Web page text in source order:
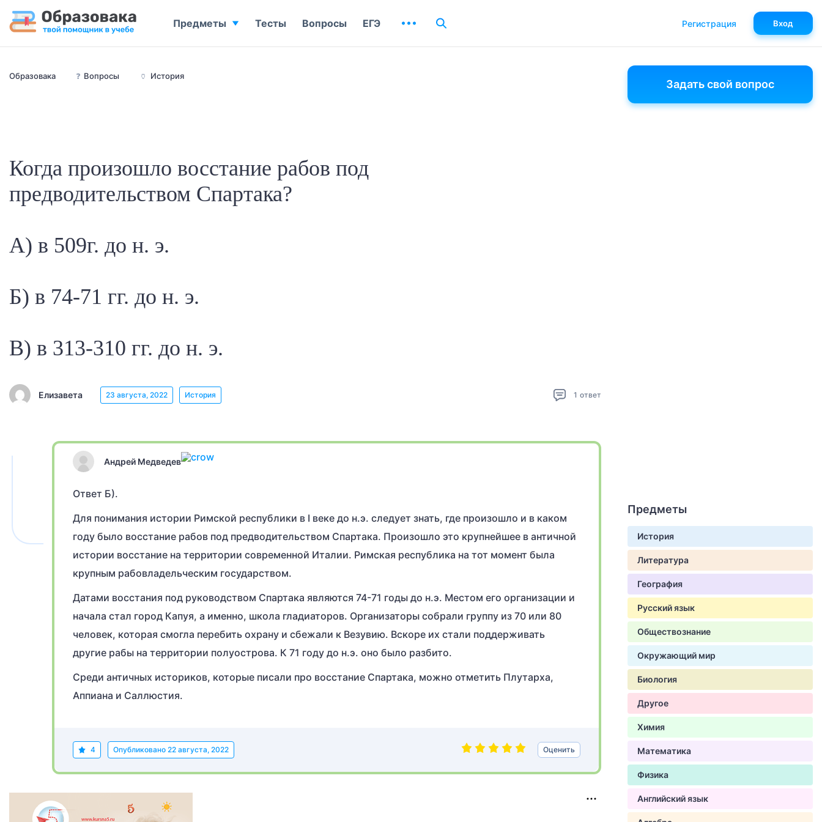
Образовака ❓ Вопросы 🏺 История
Когда произошло восстание рабов под
предводительством Спартака?
А) в 509г. до н. э.
Б) в 74-71 гг. до н. э.
В) в 313-310 гг. до н. э.
Елизавета 23 августа, 2022 История 1 ответ
Андрей Медведев
Ответ Б).
Для понимания истории Римской республики в I веке до н.э. следует знать, где произошло и в каком
году было восстание рабов под предводительством Спартака. Произошло это крупнейшее в античной
истории восстание на территории современной Италии. Римская республика на тот момент была
крупным рабовладельческим государством.
Датами восстания под руководством Спартака являются 74-71 годы до н.э. Местом его организации и
начала стал город Капуя, а именно, школа гладиаторов. Организаторы собрали группу из 70 или 80
человек, которая смогла перебить охрану и сбежали к Везувию. Вскоре их стали поддерживать
другие рабы на территории полуострова. К 71 году до н.э. оно было разбито.
Среди античных историков, которые писали про восстание Спартака, можно отметить Плутарха,
Аппиана и Саллюстия.
4 Опубликовано 22 августа, 2022 Оценить
Задать свой вопрос
Предметы
История
Литература
География
Русский язык
Обществознание
Окружающий мир
Биология
Другое
Химия
Математика
Физика
Английский язык
Предметы Тесты Вопросы ЕГЭ Регистрация Вход